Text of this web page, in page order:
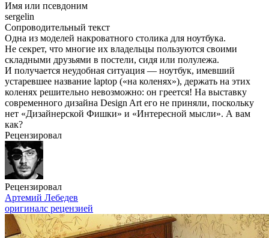
Имя или псевдоним
sergelin
Сопроводительный текст
Одна из моделей накроватного столика для ноутбука.
Не секрет, что многие их владельцы пользуются своими
складными друзьями в постели, сидя или полулежа.
И получается неудобная ситуация — ноутбук, имевший
устаревшее название laptop («на коленях»), держать на этих
коленях решительно невозможно: он греется! На выставку
современного дизайна Design Art его не приняли, поскольку
нет «Дизайнерской Фишки» и «Интересной мысли». А вам
как?
Рецензировал
Рецензировал
Артемий Лебедев
оригиналс рецензией